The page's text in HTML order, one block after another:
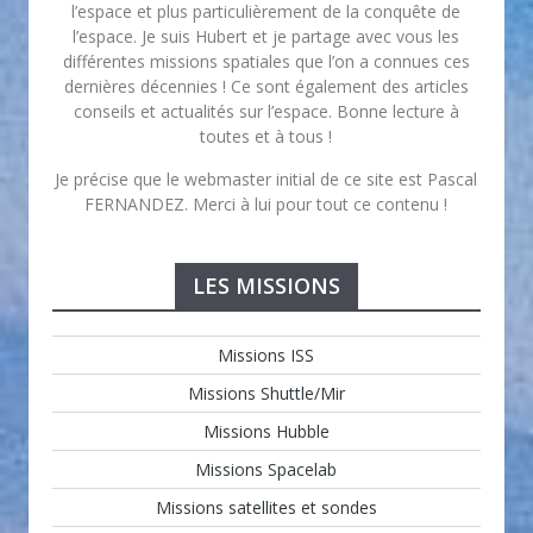
l’espace et plus particulièrement de la conquête de
l’espace. Je suis Hubert et je partage avec vous les
différentes missions spatiales que l’on a connues ces
dernières décennies ! Ce sont également des articles
conseils et actualités sur l’espace. Bonne lecture à
toutes et à tous !
Je précise que le webmaster initial de ce site est Pascal
FERNANDEZ. Merci à lui pour tout ce contenu !
LES MISSIONS
Missions ISS
Missions Shuttle/Mir
Missions Hubble
Missions Spacelab
Missions satellites et sondes